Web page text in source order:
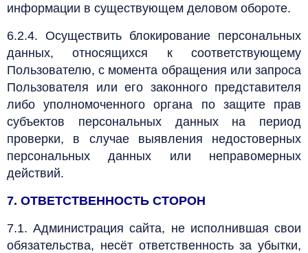
информации в существующем деловом обороте.
6.2.4. Осуществить блокирование персональных
данных, относящихся к соответствующему
Пользователю, с момента обращения или запроса
Пользователя или его законного представителя
либо уполномоченного органа по защите прав
субъектов персональных данных на период
проверки, в случае выявления недостоверных
персональных данных или неправомерных
действий.
7. ОТВЕТСТВЕННОСТЬ СТОРОН
7.1. Администрация сайта, не исполнившая свои
обязательства, несёт ответственность за убытки,